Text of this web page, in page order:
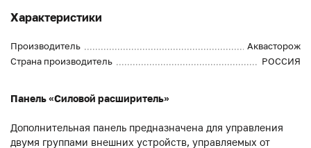
Характеристики
Производитель
Аквасторож
Страна производитель
РОССИЯ
Панель «Силовой расширитель»
Дополнительная панель предназначена для управления
двумя группами внешних устройств, управляемых от